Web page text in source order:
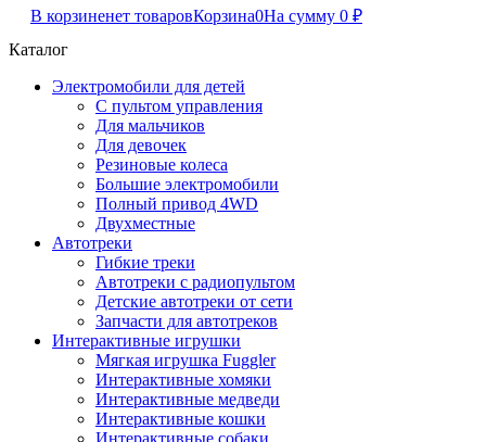
В корзиненет товаровКорзина0На сумму 0 ₽
Каталог
Электромобили для детей
С пультом управления
Для мальчиков
Для девочек
Резиновые колеса
Большие электромобили
Полный привод 4WD
Двухместные
Автотреки
Гибкие треки
Автотреки с радиопультом
Детские автотреки от сети
Запчасти для автотреков
Интерактивные игрушки
Мягкая игрушка Fuggler
Интерактивные хомяки
Интерактивные медведи
Интерактивные кошки
Интерактивные собаки